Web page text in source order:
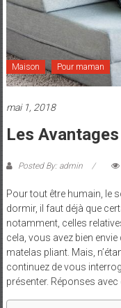
Maman
Maison Pour maman
mai 1, 2018
Les
Posted By: admin
Pour tout être humain, le
dormir, il faut déjà que
notamment, celles
cela, vous avez bien
matelas pliant. Mais,
continuez de vous
présenter. Réponses avec